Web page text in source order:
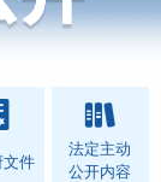
文件
法定主动
公开内容